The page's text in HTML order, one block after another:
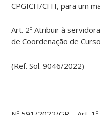
CPGICH/CFH, para um
Art. 2º Atribuir à
de Coordenação de
(Ref. Sol. 9046/2022)